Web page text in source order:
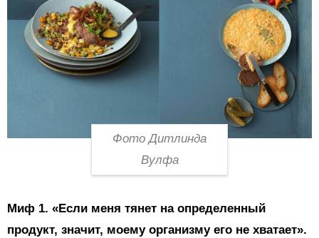
Фото Дитлинда
Вулфа
Миф 1. «Если меня тянет на определенный
продукт, значит, моему организму его не хватает».